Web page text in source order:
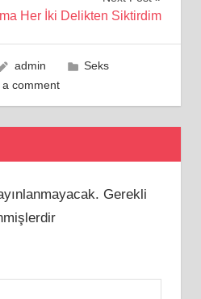
Her İki Delikten Siktirdim
admin
Seks
a comment
Gerekli